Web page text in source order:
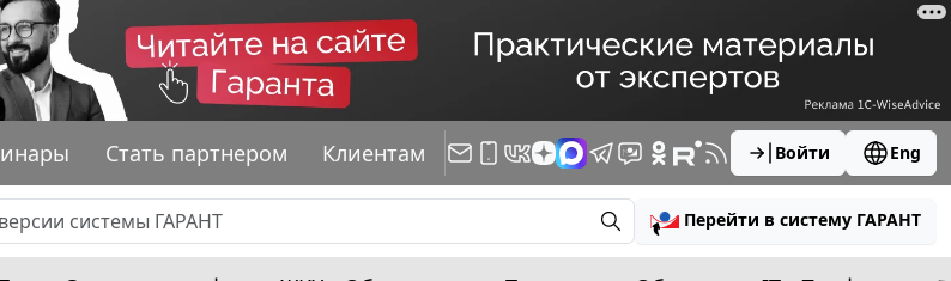
Стать партнером Клиентам Войти Eng
Перейти в систему ГАРАНТ